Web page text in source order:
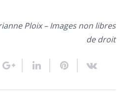
Ploix – Images non libres
de droit